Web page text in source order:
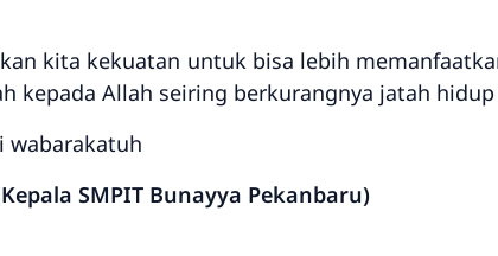
kita kekuatan untuk bisa lebih
kepada Allah seiring berkurangnya jatah
wabarakatuh
SMPIT Bunayya Pekanbaru)